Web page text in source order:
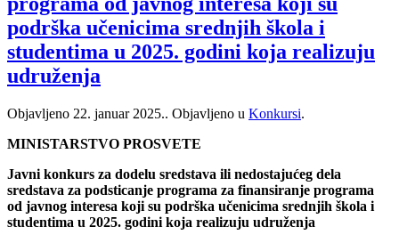
podrška učenicima srednjih škola i
studentima u 2025. godini koja realizuju
udruženja
Objavljeno 22. januar 2025.. Objavljeno u Konkursi.
MINISTARSTVO PROSVETE
Javni konkurs za dodelu sredstava ili nedostajućeg dela
sredstava za podsticanje programa za finansiranje programa
od javnog interesa koji su podrška učenicima srednjih škola i
studentima u 2025. godini koja realizuju udruženja